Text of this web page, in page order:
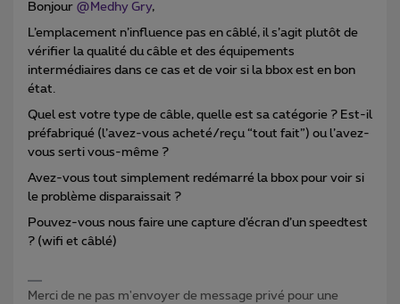
Bonjour @Medhy Gry,
L’emplacement n’influence pas en câblé, il s’agit plutôt de
vérifier la qualité du câble et des équipements
intermédiaires dans ce cas et de voir si la bbox est en bon
état.
Quel est votre type de câble, quelle est sa catégorie ? Est-il
préfabriqué (l’avez-vous acheté/reçu “tout fait”) ou l’avez-
vous serti vous-même ?
Avez-vous tout simplement redémarré la bbox pour voir si
le problème disparaissait ?
Pouvez-vous nous faire une capture d’écran d’un speedtest
? (wifi et câblé)
Merci de ne pas m'envoyer de message privé pour une